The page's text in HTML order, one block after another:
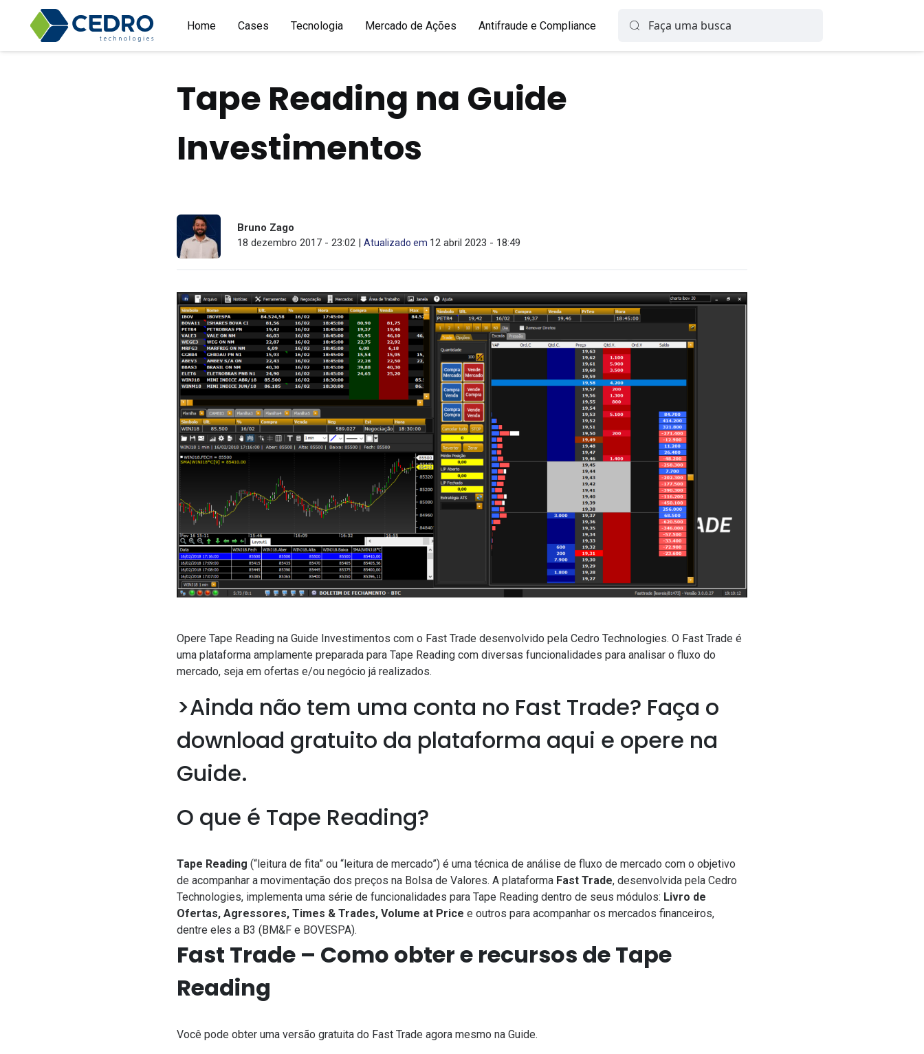
Home Cases Tecnologia Mercado de Ações Antifraude e Compliance
Tape Reading na Guide
Investimentos
Bruno Zago
18 dezembro 2017 - 23:02 |Atualizado em 12 abril 2023 - 18:49
Opere Tape Reading na Guide Investimentos com o Fast Trade desenvolvido pela Cedro Technologies. O Fast Trade é
uma plataforma amplamente preparada para Tape Reading com diversas funcionalidades para analisar o fluxo do
mercado, seja em ofertas e/ou negócio já realizados.
>Ainda não tem uma conta no Fast Trade? Faça o
download gratuito da plataforma aqui e opere na
Guide.
O que é Tape Reading?
Tape Reading (“leitura de fita” ou “leitura de mercado”) é uma técnica de análise de fluxo de mercado com o objetivo
de acompanhar a movimentação dos preços na Bolsa de Valores. A plataforma Fast Trade, desenvolvida pela Cedro
Technologies, implementa uma série de funcionalidades para Tape Reading dentro de seus módulos: Livro de
Ofertas, Agressores, Times & Trades, Volume at Price e outros para acompanhar os mercados financeiros,
dentre eles a B3 (BM&F e BOVESPA).
Fast Trade – Como obter e recursos de Tape
Reading
Você pode obter uma versão gratuita do Fast Trade agora mesmo na Guide.